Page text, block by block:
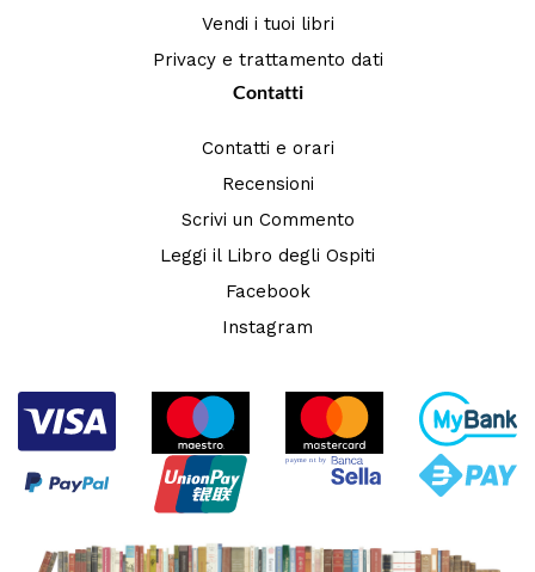
Vendi i tuoi libri
Privacy e trattamento dati
Contatti
Contatti e orari
Recensioni
Scrivi un Commento
Leggi il Libro degli Ospiti
Facebook
Instagram